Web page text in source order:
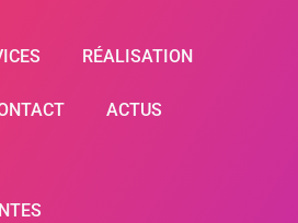
RÉALISATION
ACTUS